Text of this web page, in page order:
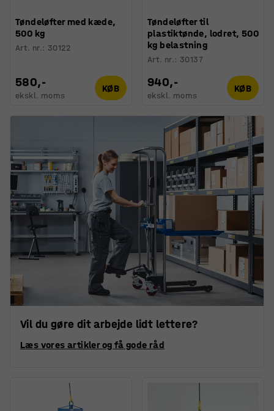
Tøndeløfter med kæde,
500 kg
Art. nr.: 30122
580,-
ekskl. moms
KØB
Tøndeløfter til
plastiktønde, lodret, 500
kg belastning
Art. nr.: 30137
940,-
ekskl. moms
KØB
Vil du gøre dit arbejde lidt lettere?
Læs vores artikler og få gode råd